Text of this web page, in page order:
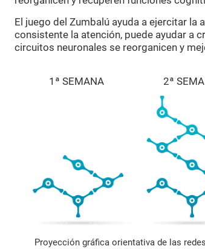
El juego del Zumbalú ayuda a ejercitar la
consistente la atención, puede ayudar a
circuitos neuronales se reorganicen y
1ª SEMANA 2ª
Proyección gráfica orientativa de las